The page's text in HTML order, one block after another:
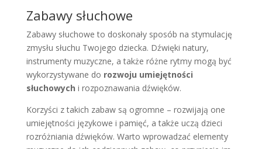
Zabawy słuchowe
Zabawy słuchowe to doskonały sposób na stymulację
zmysłu słuchu Twojego dziecka. Dźwięki natury,
instrumenty muzyczne, a także różne rytmy mogą być
wykorzystywane do rozwoju umiejętności
słuchowych i rozpoznawania dźwięków.
Korzyści z takich zabaw są ogromne – rozwijają one
umiejętności językowe i pamięć, a także uczą dzieci
rozróżniania dźwięków. Warto wprowadzać elementy